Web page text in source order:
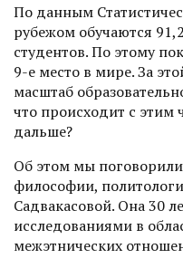
По данным
рубежом обучаются
студентов. По этому
9-е место в мире. За
масштаб
что происходит с этим
дальше?
Об этом мы
философии,
Садвакасовой. Она 30
исследованиями в
межэтнических